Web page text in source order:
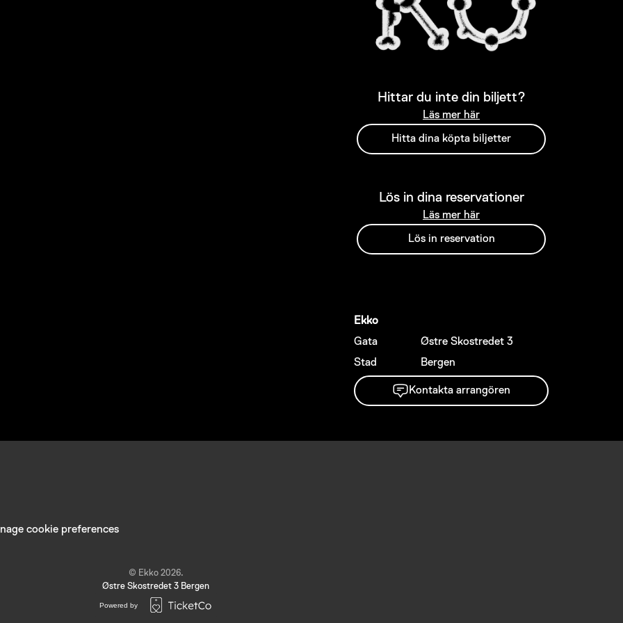
Hittar du inte din biljett?
Läs mer här
Hitta dina köpta biljetter
Lös in dina reservationer
Läs mer här
Lös in reservation
Ekko
Gata
Østre Skostredet 3
Stad
Bergen
Kontakta arrangören
cookie preferences
© Ekko 2026.
Østre Skostredet 3 Bergen
Powered by